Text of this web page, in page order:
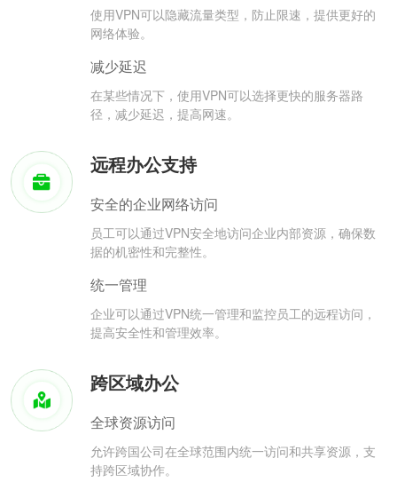
使用VPN可以隐藏流量类型，防止限速，提供更好的
网络体验。
减少延迟
在某些情况下，使用VPN可以选择更快的服务器路
径，减少延迟，提高网速。
远程办公支持
安全的企业网络访问
员工可以通过VPN安全地访问企业内部资源，确保数
据的机密性和完整性。
统一管理
企业可以通过VPN统一管理和监控员工的远程访问，
提高安全性和管理效率。
跨区域办公
全球资源访问
允许跨国公司在全球范围内统一访问和共享资源，支
持跨区域协作。